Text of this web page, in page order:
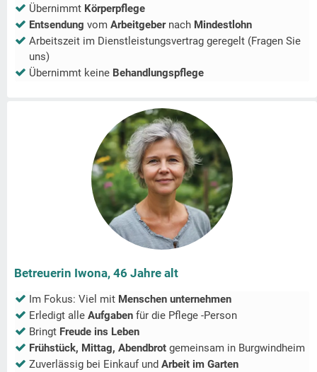
Übernimmt Körperpflege
Entsendung vom Arbeitgeber nach Mindestlohn
Arbeitszeit im Dienstleistungsvertrag geregelt (Fragen Sie
uns)
Übernimmt keine Behandlungspflege
Betreuerin Iwona, 46 Jahre alt
Im Fokus: Viel mit Menschen unternehmen
Erledigt alle Aufgaben für die Pflege -Person
Bringt Freude ins Leben
Frühstück, Mittag, Abendbrot gemeinsam in Burgwindheim
Zuverlässig bei Einkauf und Arbeit im Garten